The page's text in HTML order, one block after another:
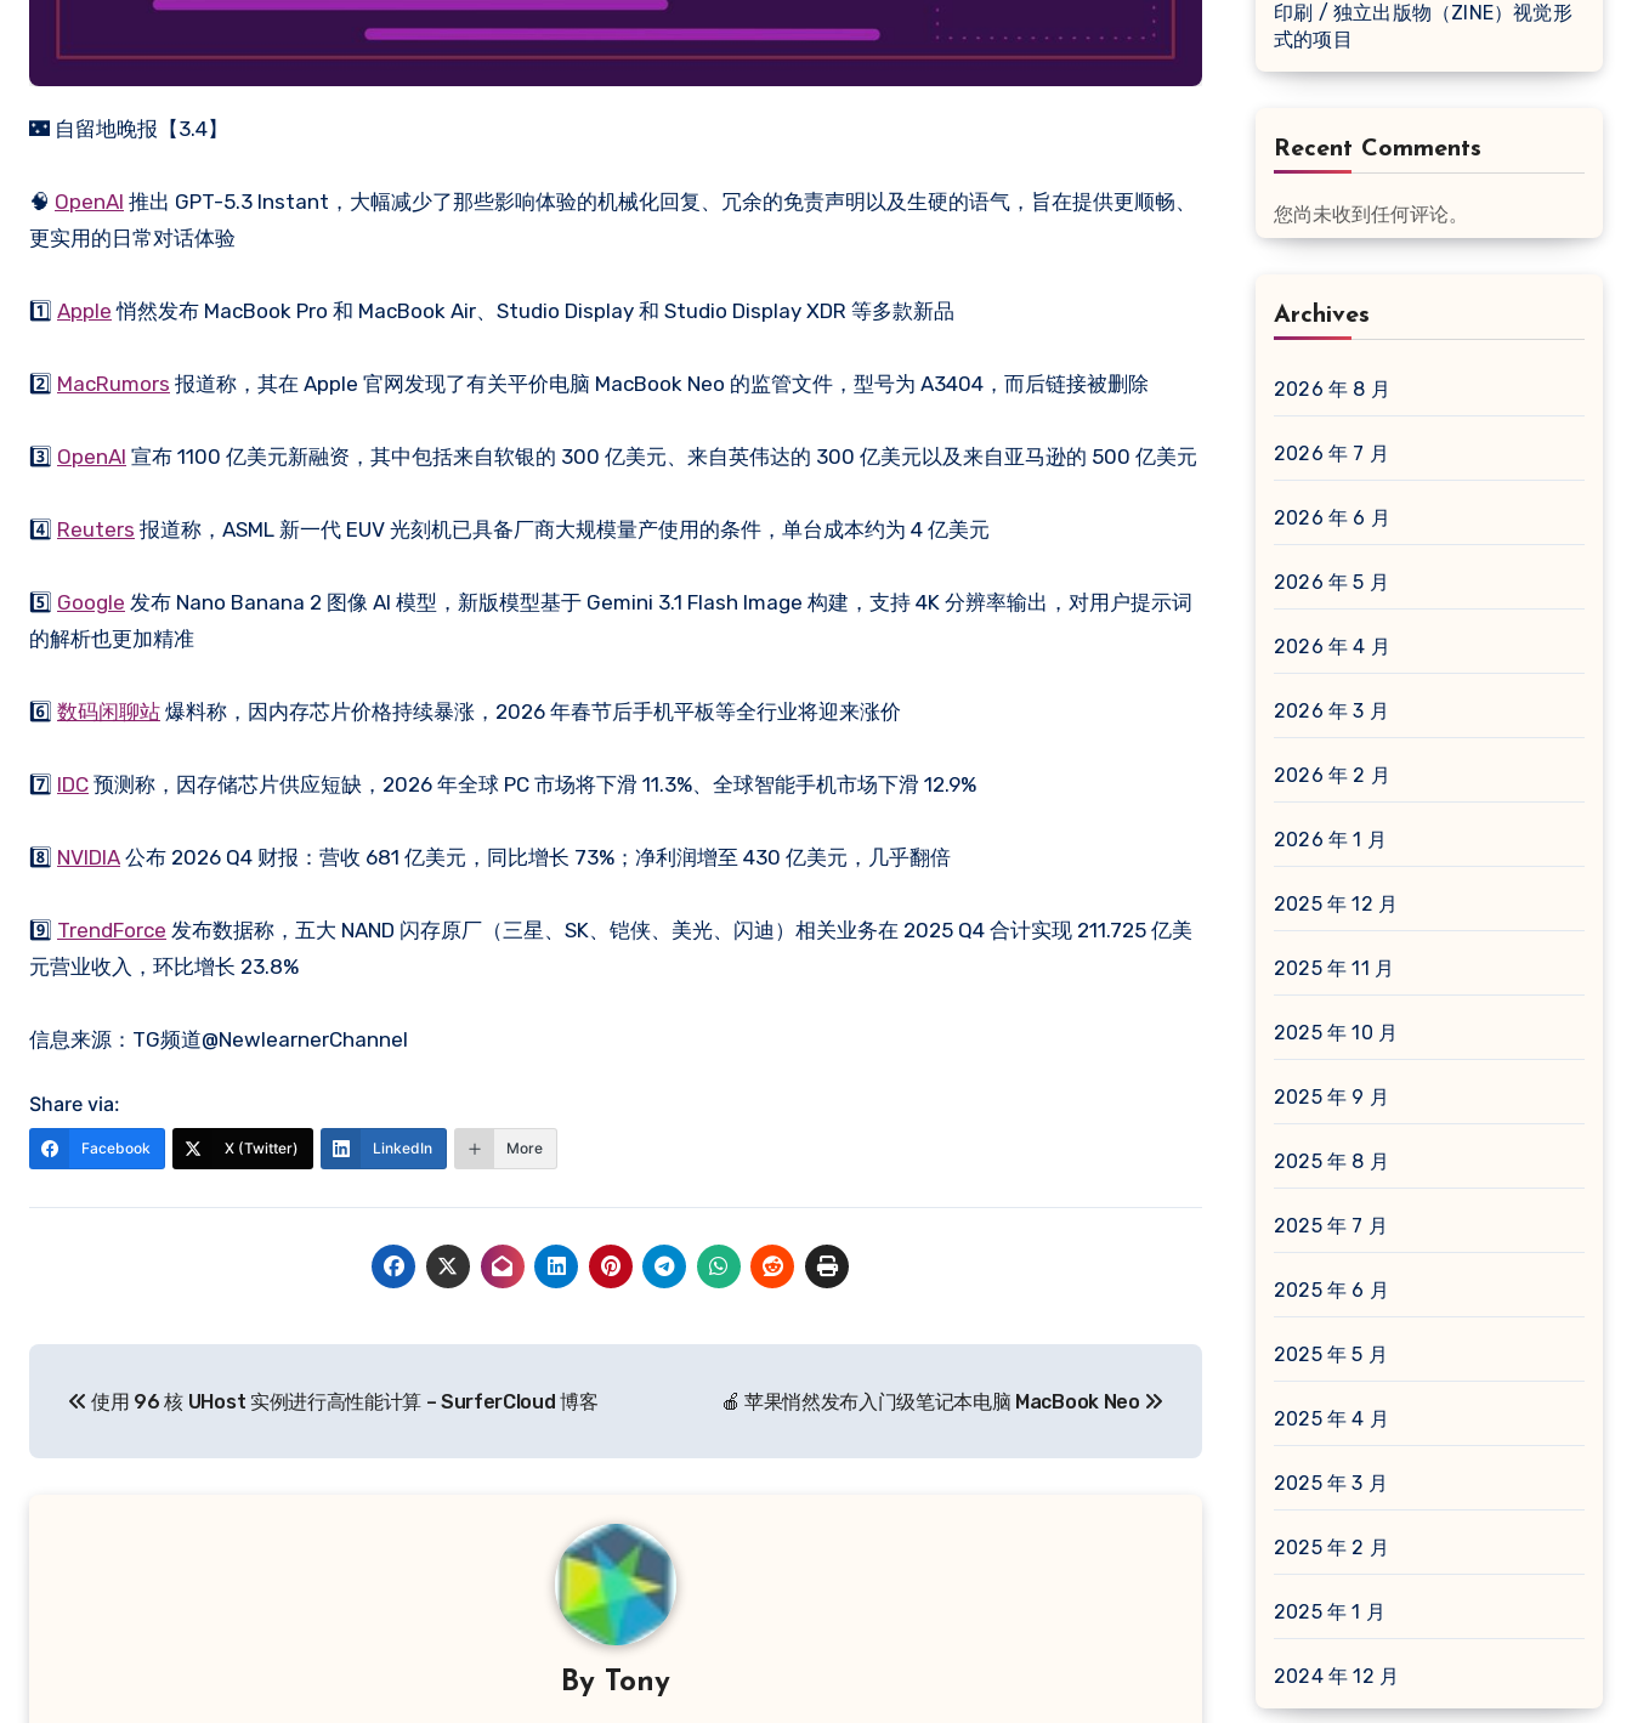
🌃 自留地晚报【3.4】
🧠 OpenAI 推出 GPT-5.3 Instant，大幅减少了那些影响体验的机械化回复、冗余的免责声明以及生硬的语气，旨在提供更顺畅、
更实用的日常对话体验
1️⃣ Apple 悄然发布 MacBook Pro 和 MacBook Air、Studio Display 和 Studio Display XDR 等多款新品
2️⃣ MacRumors 报道称，其在 Apple 官网发现了有关平价电脑 MacBook Neo 的监管文件，型号为 A3404，而后链接被删除
3️⃣ OpenAI 宣布 1100 亿美元新融资，其中包括来自软银的 300 亿美元、来自英伟达的 300 亿美元以及来自亚马逊的 500 亿美元
4️⃣ Reuters 报道称，ASML 新一代 EUV 光刻机已具备厂商大规模量产使用的条件，单台成本约为 4 亿美元
5️⃣ Google 发布 Nano Banana 2 图像 AI 模型，新版模型基于 Gemini 3.1 Flash Image 构建，支持 4K 分辨率输出，对用户提示词
的解析也更加精准
6️⃣ 数码闲聊站 爆料称，因内存芯片价格持续暴涨，2026 年春节后手机平板等全行业将迎来涨价
7️⃣ IDC 预测称，因存储芯片供应短缺，2026 年全球 PC 市场将下滑 11.3%、全球智能手机市场下滑 12.9%
8️⃣ NVIDIA 公布 2026 Q4 财报：营收 681 亿美元，同比增长 73%；净利润增至 430 亿美元，几乎翻倍
9️⃣ TrendForce 发布数据称，五大 NAND 闪存原厂（三星、SK、铠侠、美光、闪迪）相关业务在 2025 Q4 合计实现 211.725 亿美
元营业收入，环比增长 23.8%
信息来源：TG频道@NewlearnerChannel
Share via:
Facebook X (Twitter) LinkedIn More
导
使用 96 核 UHost 实例进行高性能计算 – SurferCloud 博客 🍎 苹果悄然发布入门级笔记本电脑 MacBook Neo
By Tony
印刷 / 独立出版物（ZINE）视觉形
式的项目
Recent Comments
您尚未收到任何评论。
Archives
2026 年 8 月
2026 年 7 月
2026 年 6 月
2026 年 5 月
2026 年 4 月
2026 年 3 月
2026 年 2 月
2026 年 1 月
2025 年 12 月
2025 年 11 月
2025 年 10 月
2025 年 9 月
2025 年 8 月
2025 年 7 月
2025 年 6 月
2025 年 5 月
2025 年 4 月
2025 年 3 月
2025 年 2 月
2025 年 1 月
2024 年 12 月